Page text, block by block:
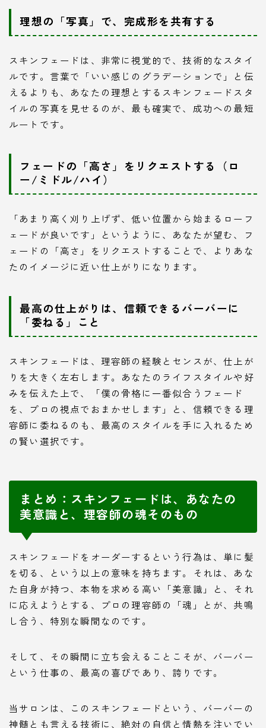
理想の「写真」で、完成形を共有する
スキンフェードは、非常に視覚的で、技術的なスタイ
ルです。言葉で「いい感じのグラデーションで」と伝
えるよりも、あなたの理想とするスキンフェードスタ
イルの写真を見せるのが、最も確実で、成功への最短
ルートです。
フェードの「高さ」をリクエストする（ロ
ー/ミドル/ハイ）
「あまり高く刈り上げず、低い位置から始まるローフ
ェードが良いです」というように、あなたが望む、フ
ェードの「高さ」をリクエストすることで、よりあな
たのイメージに近い仕上がりになります。
最高の仕上がりは、信頼できるバーバーに
「委ねる」こと
スキンフェードは、理容師の経験とセンスが、仕上が
りを大きく左右します。あなたのライフスタイルや好
みを伝えた上で、「僕の骨格に一番似合うフェード
を、プロの視点でおまかせします」と、信頼できる理
容師に委ねるのも、最高のスタイルを手に入れるため
の賢い選択です。
まとめ：スキンフェードは、あなたの
美意識と、理容師の魂そのもの
スキンフェードをオーダーするという行為は、単に髪
を切る、という以上の意味を持ちます。それは、あな
た自身が持つ、本物を求める高い「美意識」と、それ
に応えようとする、プロの理容師の「魂」とが、共鳴
し合う、特別な瞬間なのです。
そして、その瞬間に立ち会えることこそが、バーバー
という仕事の、最高の喜びであり、誇りです。
当サロンは、このスキンフェードという、バーバーの
神髄とも言える技術に、絶対の自信と情熱を注いでい